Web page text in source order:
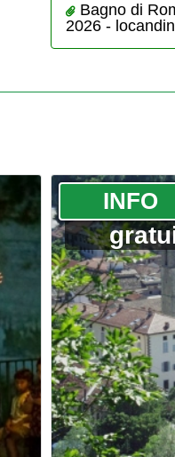
Bagno di
2026 -
­INFO